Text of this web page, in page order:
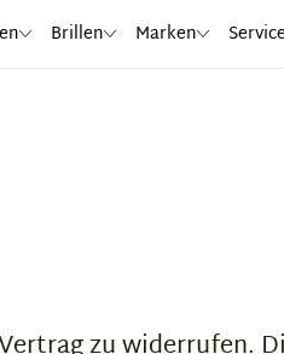
Brillen Marken